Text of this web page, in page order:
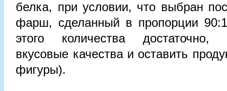
белка, при условии, что выбран
фарш, сделанный в пропорции
этого количества
вкусовые качества и оставить
фигуры).